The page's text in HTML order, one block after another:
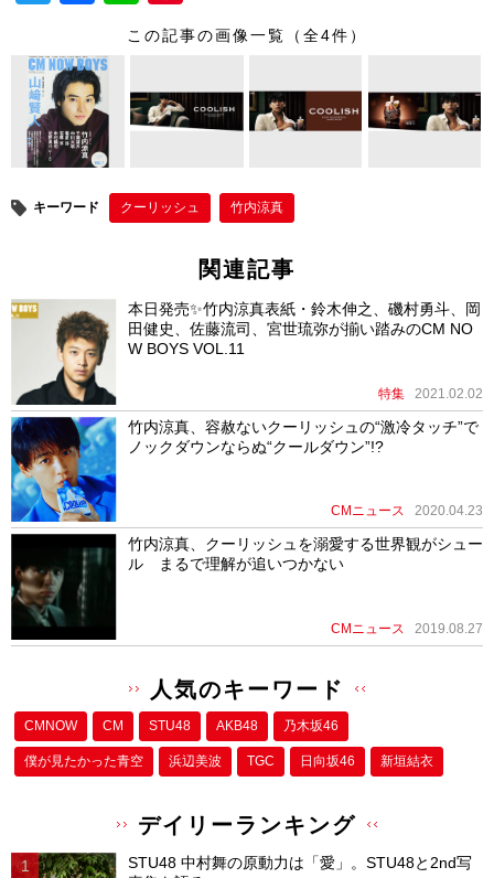
tt
er
c
e
b
o
o
k
n
nt
e
st
この記事の画像一覧（全4件）
キーワード クーリッシュ 竹内涼真
関連記事
本日発売✨竹内涼真表紙・鈴木伸之、磯村勇斗、岡
田健史、佐藤流司、宮世琉弥が揃い踏みのCM NO
W BOYS VOL.11
特集 2021.02.02
竹内涼真、容赦ないクーリッシュの“激冷タッチ”で
ノックダウンならぬ“クールダウン”!?
CMニュース 2020.04.23
竹内涼真、クーリッシュを溺愛する世界観がシュー
ル まるで理解が追いつかない
CMニュース 2019.08.27
人気のキーワード
CMNOW CM STU48 AKB48 乃木坂46
僕が⾒たかった⻘空 浜辺美波 TGC 日向坂46 新垣結衣
デイリーランキング
STU48 中村舞の原動力は「愛」。STU48と2nd写